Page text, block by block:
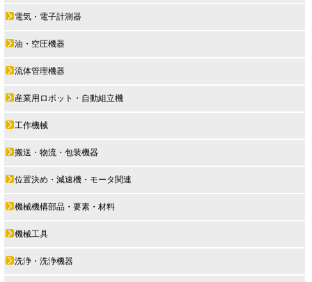
電気・電子計測器
油・空圧機器
流体管理機器
産業用ロボット・自動組立機
工作機械
搬送・物流・包装機器
位置決め・減速機・モータ関連
機械機構部品・要素・材料
機械工具
洗浄・洗浄機器